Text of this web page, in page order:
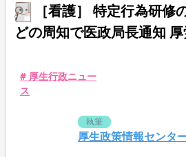
［看護］ 特定行為研修
どの周知で医政局長通知
# 厚生行政ニュー
ス
執筆
厚生政策情報センタ